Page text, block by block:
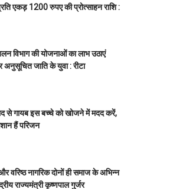
एकड़ 1200 रुपए की प्रोत्साहन राशि :
विभाग की योजनाओं का लाभ उठाएं
अनुसूचित जाति के युवा : रीटा
से गायब इस बच्चे को खोजने में मदद करें,
हैं परिजन
वरिष्ठ नागरिक दोनों ही समाज के अभिन्न
राज्यमंत्री कृष्णपाल गुर्जर